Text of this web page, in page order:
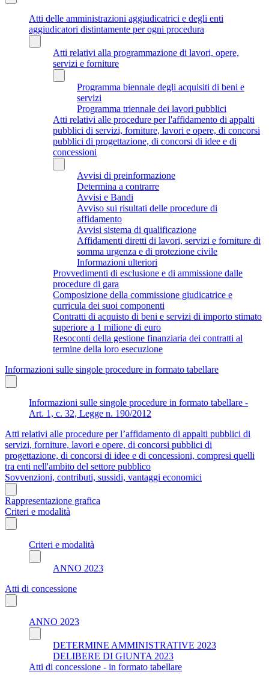
Atti delle amministrazioni aggiudicatrici e degli enti
aggiudicatori distintamente per ogni procedura
Atti relativi alla programmazione di lavori, opere,
servizi e forniture
Programma biennale degli acquisiti di beni e
servizi
Programma triennale dei lavori pubblici
Atti relativi alle procedure per l'affidamento di appalti
pubblici di servizi, forniture, lavori e opere, di concorsi
pubblici di progettazione, di concorsi di idee e di
concessioni
Avvisi di preinformazione
Determina a contrarre
Avvisi e Bandi
Avviso sui risultati delle procedure di
affidamento
Avvisi sistema di qualificazione
Affidamenti diretti di lavori, servizi e forniture di
somma urgenza e di protezione civile
Informazioni ulteriori
Provvedimenti di esclusione e di ammissione dalle
procedure di gara
Composizione della commissione giudicatrice e
curricula dei suoi componenti
Contratti di acquisto di beni e servizi di importo stimato
superiore a 1 milione di euro
Resoconti della gestione finanziaria dei contratti al
termine della loro esecuzione
Informazioni sulle singole procedure in formato tabellare
Informazioni sulle singole procedure in formato tabellare -
Art. 1, c. 32, Legge n. 190/2012
Atti relativi alle procedure per l’affidamento di appalti pubblici di
servizi, forniture, lavori e opere, di concorsi pubblici di
progettazione, di concorsi di idee e di concessioni, compresi quelli
tra enti nell'ambito del settore pubblico
Sovvenzioni, contributi, sussidi, vantaggi economici
Rappresentazione grafica
Criteri e modalità
Criteri e modalità
ANNO 2023
Atti di concessione
ANNO 2023
DETERMINE AMMINISTRATIVE 2023
DELIBERE DI GIUNTA 2023
Atti di concessione - in formato tabellare